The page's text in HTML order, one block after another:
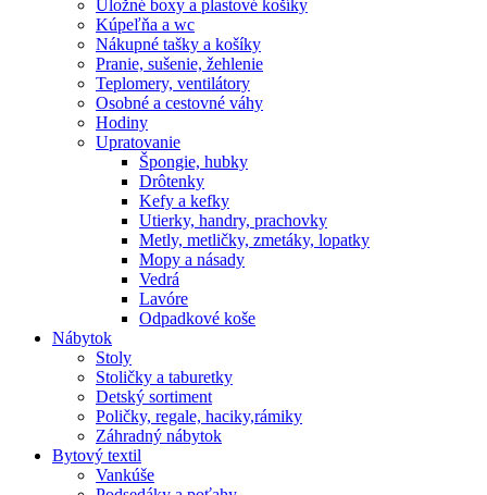
Úložné boxy a plastové košíky
Kúpeľňa a wc
Nákupné tašky a košíky
Pranie, sušenie, žehlenie
Teplomery, ventilátory
Osobné a cestovné váhy
Hodiny
Upratovanie
Špongie, hubky
Drôtenky
Kefy a kefky
Utierky, handry, prachovky
Metly, metličky, zmetáky, lopatky
Mopy a násady
Vedrá
Lavóre
Odpadkové koše
Nábytok
Stoly
Stoličky a taburetky
Detský sortiment
Poličky, regale, haciky,rámiky
Záhradný nábytok
Bytový textil
Vankúše